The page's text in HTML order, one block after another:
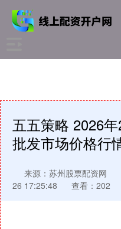
五五策略 2026
批发市场价格行
来源：苏州股票配资网
26 17:25:48
查看：202